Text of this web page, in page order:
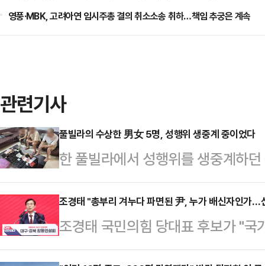
영풍·MBK, 고려아연 임시주총 결의 취소소송 취하…책임 추궁은 계속
관련기사
풀빌라의 수상한 男女 5명, 성행위 생중계 중이었다
한 풀빌라에서 성행위를 생중계하
체포됐다.지난 7일(현지시간) 태국
국 이민청은 6일 경찰이 파타야의
오스 여성 2명을 체포했다고 밝혔
추적한 후 현장을 덮쳐 라이브 방송
조경태 "총부리 겨누다 파면된 尹, 누가 배신자인가…
조경태 국민의힘 당대표 후보가 "
파면된 자, 정통보수를 말아 먹은